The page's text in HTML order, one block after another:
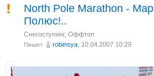
North Pole Marathon -
Полюс!..
Снегоступинг, Оффтоп
Пишет robinsya , 10.04.2007 10:29